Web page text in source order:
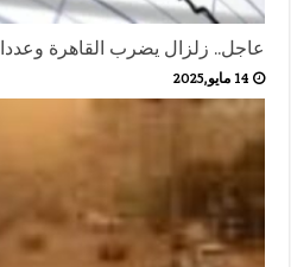
عاجل.. زلزال يضرب القاهرة
14 مايو,2025